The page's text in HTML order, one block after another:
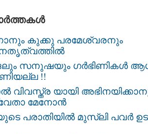
കുക്കു പരമേശ്വരനും
സനുഷയും ഗര്‍ഭിണികള്‍
!!
വിവസ്ത്ര യായി
മേനോന്‍
പരാതിയില്‍ മുസ്ലി പവര്‍